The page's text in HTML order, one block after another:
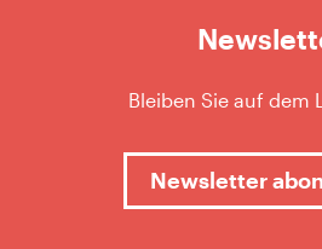
Bleiben Sie auf dem
Newsletter